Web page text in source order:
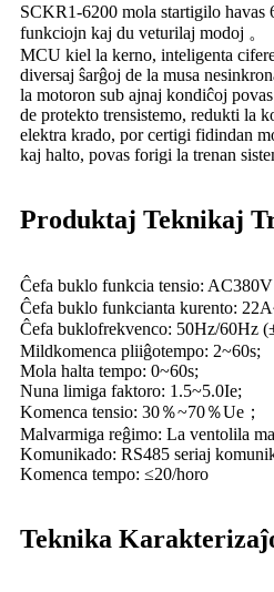
SCKR1-6200 mola startigilo havas
funkciojn kaj du veturilaj modoj 。
MCU kiel la kerno, inteligenta
diversaj ŝarĝoj de la musa
la motoron sub ajnaj kondiĉoj
de protekto trensistemo, redukti la
elektra krado, por certigi fidindan
kaj halto, povas forigi la trenan
Produktaj Teknikaj
Ĉefa buklo funkcia tensio:
Ĉefa buklo funkcianta kurento:
Ĉefa buklofrekvenco: 50Hz/60Hz
Mildkomenca pliiĝotempo: 2~60s;
Mola halta tempo: 0~60s;
Nuna limiga faktoro: 1.5~5.0Ie;
Komenca tensio: 30％~70％Ue；
Malvarmiga reĝimo: La ventolila
Komunikado: RS485 seriaj
Komenca tempo: ≤20/horo
Teknika